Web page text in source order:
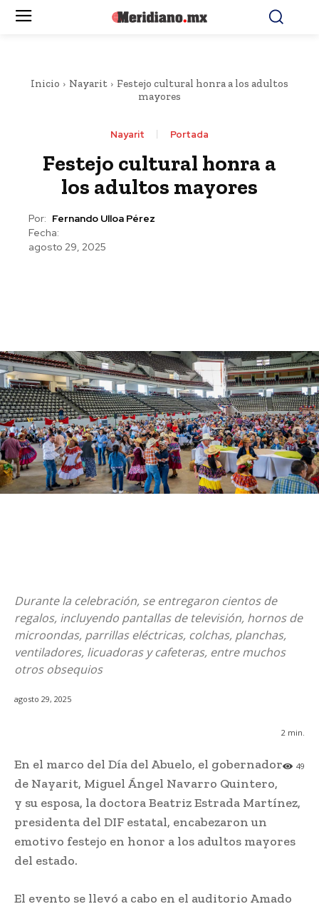
Inicio Nayarit
Festejo cultural honra a los adultos
mayores
Nayarit Portada
Festejo cultural honra a
los adultos mayores
Por: Fernando Ulloa Pérez
Fecha:
agosto 29, 2025
Durante la celebración, se entregaron cientos de
regalos, incluyendo pantallas de televisión, hornos de
microondas, parrillas eléctricas, colchas, planchas,
ventiladores, licuadoras y cafeteras, entre muchos
otros obsequios
agosto 29, 2025
2 min.
49
En el marco del Día del Abuelo, el gobernador
de Nayarit, Miguel Ángel Navarro Quintero,
y su esposa, la doctora Beatriz Estrada Martínez,
presidenta del DIF estatal, encabezaron un
emotivo festejo en honor a los adultos mayores
del estado.
El evento se llevó a cabo en el auditorio Amado